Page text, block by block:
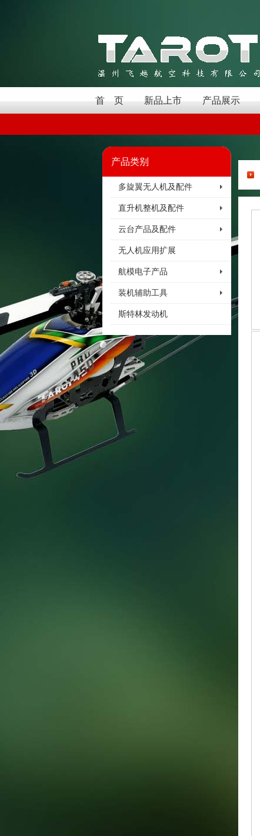
首 页 新品上市 产品展示
产品类别
多旋翼无人机及配件
直升机整机及配件
云台产品及配件
无人机应用扩展
航模电子产品
装机辅助工具
斯特林发动机